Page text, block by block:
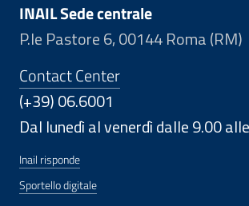
INAIL Sede centrale
P.le Pastore 6, 00144 Roma (RM)
Contact Center
(+39) 06.6001
Dal lunedì al venerdì dalle 9.00
Inail risponde
Sportello digitale